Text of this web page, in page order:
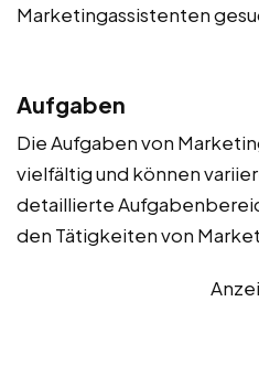
Marketingassistenten
Aufgaben
Die Aufgaben von
vielfältig und können
detaillierte
den Tätigkeiten von